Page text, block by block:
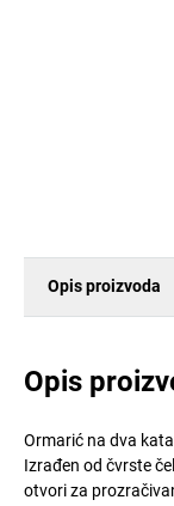
Opis proizvoda
Opis
Ormarić na dva
Izrađen od čvrste
otvori za